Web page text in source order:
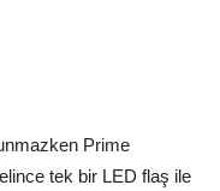
Prime
tek bir LED flaş ile